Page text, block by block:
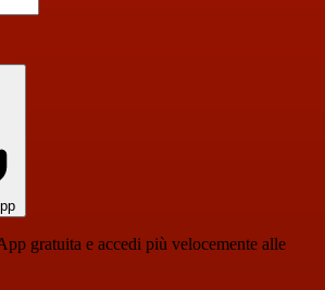
gratuita e accedi più velocemente alle